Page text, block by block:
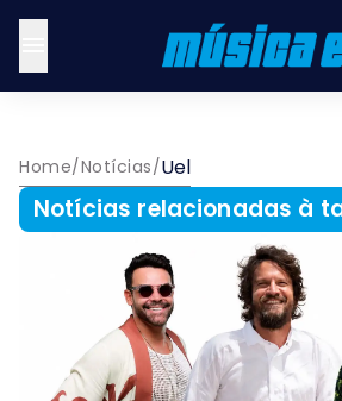
Home/Notícias/Uel
Notícias relacionadas à